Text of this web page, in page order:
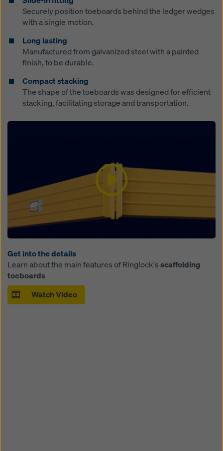
Securely position toeboards behind the ledger wedges
with a single motion.
Long lasting
Manufactured from galvanized steel with a painted
finish, to be durable.
Compact stacking
The shape of the toeboards was designed for efficient
stacking, facilitating storage and transportation.
Open
Get into the details
Learn about the main features of Ringlock'sscaffolding
toeboards
Watch Video